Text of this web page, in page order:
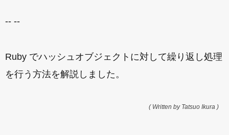
-- --
Ruby でハッシュオブジェクトに対して繰り返し処理
を行う方法を解説しました。
( Written by Tatsuo Ikura )